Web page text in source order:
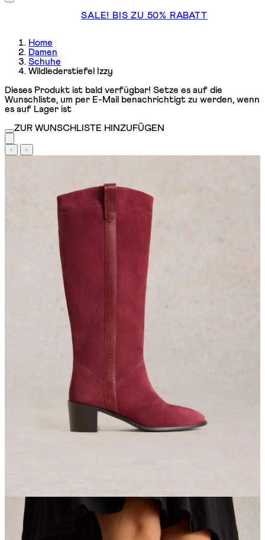
SALE! BIS ZU 50% RABATT
Home
Damen
Schuhe
Wildlederstiefel Izzy
Dieses Produkt ist bald verfügbar! Setze es auf die
Wunschliste, um per E-Mail benachrichtigt zu werden, wenn
es auf Lager ist
ZUR WUNSCHLISTE HINZUFÜGEN